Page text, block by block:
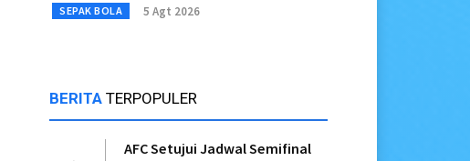
SEPAK BOLA 5 Agt 2026
BERITA TERPOPULER
AFC Setujui Jadwal Semifinal